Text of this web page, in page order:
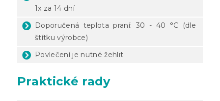
1x za 14 dní
Doporučená teplota praní: 30 - 40 °C (dle
štítku výrobce)
Povlečení je nutné žehlit
Praktické rady